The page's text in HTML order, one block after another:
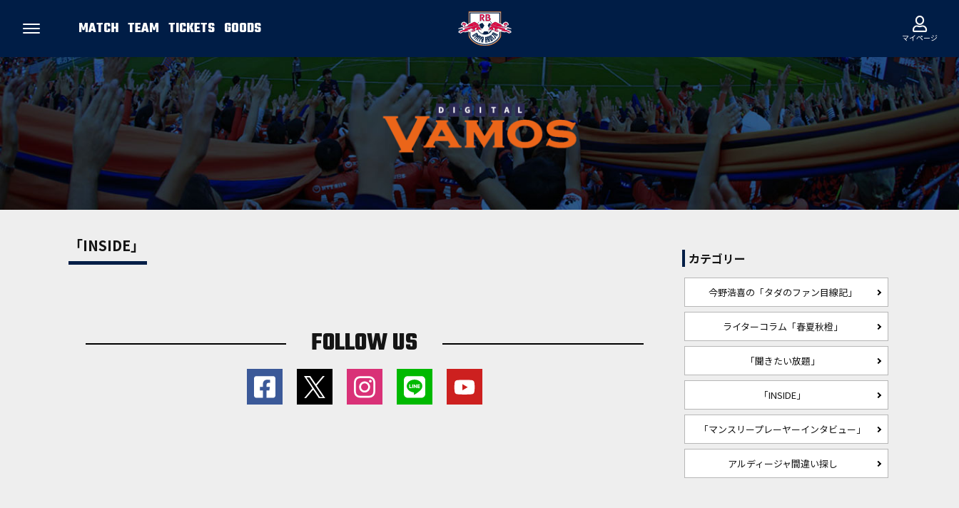
MATCH TEAM TICKETS GOODS マイページ
「INSIDE」
FOLLOW US
カテゴリー
今野浩喜の「タダのファン目線記」
ライターコラム「春夏秋橙」
「聞きたい放題」
「INSIDE」
「マンスリープレーヤーインタビュー」
アルディージャ間違い探し